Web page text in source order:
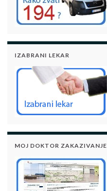
IZABRANI LEKAR
MOJ DOKTOR ZAKAZIVANJE